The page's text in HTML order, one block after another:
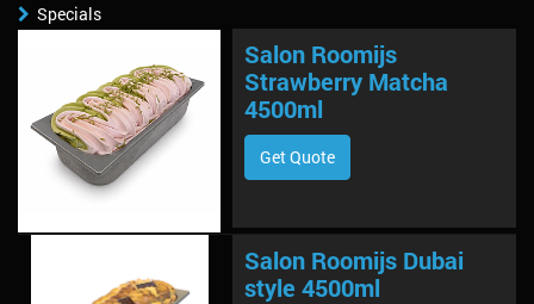
Specials
Salon Roomijs
Strawberry Matcha
4500ml
Get Quote
Salon Roomijs Dubai
style 4500ml